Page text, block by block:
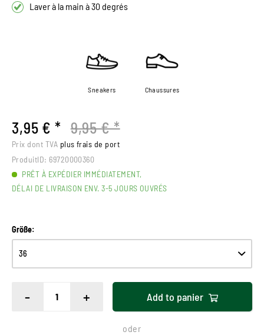
Laver à la main à 30 degrés
Sneakers Chaussures
3,95 € * 9,95 € *
Prix dont TVA plus frais de port
ProduitID: 69720000360
PRÊT À EXPÉDIER IMMÉDIATEMENT,
DÉLAI DE LIVRAISON ENV. 3-5 JOURS OUVRÉS
Größe:
- + Add to panier
oder